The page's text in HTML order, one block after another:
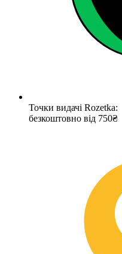
Точки видачі Rozetka:
безкоштовно від 750₴